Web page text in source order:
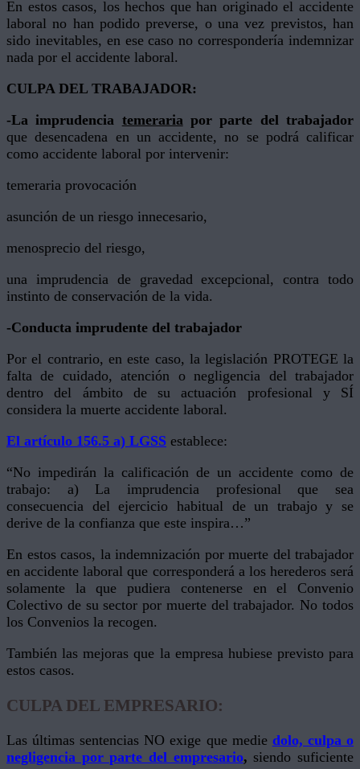
En estos casos, los hechos que han originado el accidente
laboral no han podido preverse, o una vez previstos, han
sido inevitables, en ese caso no correspondería indemnizar
nada por el accidente laboral.
CULPA DEL TRABAJADOR:
-La imprudencia temerariapor parte del trabajador
que desencadena en un accidente, no se podrá calificar
como accidente laboral por intervenir:
temeraria provocación
asunción de un riesgo innecesario,
menosprecio del riesgo,
una imprudencia de gravedad excepcional, contra todo
instinto de conservación de la vida.
-Conducta imprudente del trabajador
Por el contrario, en este caso, la legislación PROTEGE la
falta de cuidado, atención o negligencia del trabajador
dentro del ámbito de su actuación profesional y SÍ
considera la muerte accidente laboral.
El artículo 156.5 a) LGSS establece:
“No impedirán la calificación de un accidente como de
trabajo: a) La imprudencia profesional que sea
consecuencia del ejercicio habitual de un trabajo y se
derive de la confianza que este inspira…”
En estos casos, la indemnización por muerte del trabajador
en accidente laboral que corresponderá a los herederos será
solamente la que pudiera contenerse en el Convenio
Colectivo de su sector por muerte del trabajador. No todos
los Convenios la recogen.
También las mejoras que la empresa hubiese previsto para
estos casos.
CULPA DEL EMPRESARIO:
Las últimas sentencias NO exige que medie dolo, culpa o
negligencia por parte del empresario, siendo suficiente